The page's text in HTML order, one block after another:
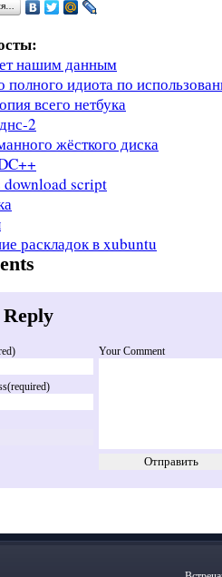
нашим данным
полного идиота по
всего нетбука
2
жёсткого диска
script
раскладок в xubuntu
Your Comment